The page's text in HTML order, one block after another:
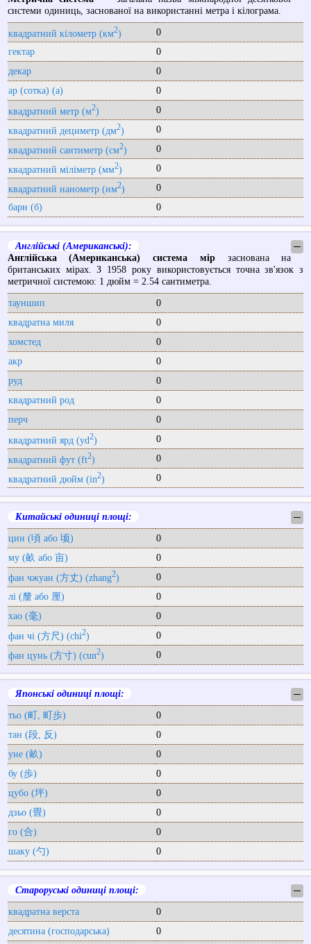
системи одиниць, заснованої на використанні метра і кілограма.
квадратний кілометр (км2)
0
гектар
0
декар
0
ар (сотка) (a)
0
квадратний метр (м2)
0
квадратний дециметр (дм2)
0
квадратний сантиметр (см2)
0
квадратний міліметр (мм2)
0
квадратний нанометр (нм2)
0
барн (б)
0
Англійські (Американські):
─
Англійська (Американська) система мірзаснована на
британських мірах. З 1958 року використовується точна зв'язок з
метричної системою: 1 дюйм = 2.54 сантиметра.
тауншип
0
квадратна миля
0
хомстед
0
акр
0
руд
0
квадратний род
0
перч
0
квадратний ярд (yd2)
0
квадратний фут (ft2)
0
квадратний дюйм (in2) 0
Китайські одиниці площі:
─
цин (頃 або 顷)
0
му (畝 або 亩)
0
фан чжуан (方丈) (zhang2)
0
лі (釐 або 厘)
0
хао (毫)
0
фан чі (方尺) (chi2)
0
фан цунь (方寸) (cun2) 0
Японські одиниці площі:
─
тьо (町, 町歩)
0
тан (段, 反)
0
уне (畝)
0
бу (歩)
0
цубо (坪)
0
дзьо (畳)
0
го (合)
0
шаку (勺)
0
Староруські одиниці площі:
─
квадратна верста
0
десятина (господарська)
0